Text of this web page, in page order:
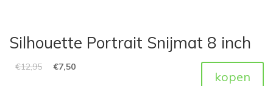
Silhouette Portrait Snijmat 8 inch
€12,95 €7,50
kopen